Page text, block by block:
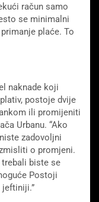
račun samo
se minimalni
plaće. To
naknade koji
postoje dvije
ili promijeniti
Urbanu. “Ako
zadovoljni
o promjeni.
trebali biste se
Postoji